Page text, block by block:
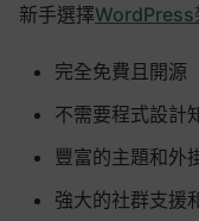
新手選擇WordPress
完全免費且開源
不需要程式設計
豐富的主題和外
強大的社群支援